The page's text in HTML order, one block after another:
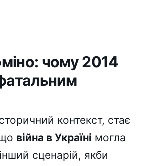
чому 2014
контекст, стає
війна в Україні могла
сценарій, якби